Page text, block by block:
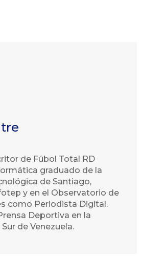
de Fúbol Total RD
graduado de la
de Santiago,
y en el Observatorio de
como Periodista Digital.
Deportiva en la
de Venezuela.